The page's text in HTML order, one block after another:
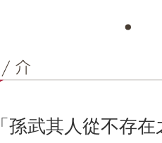
「孫武其人從不存